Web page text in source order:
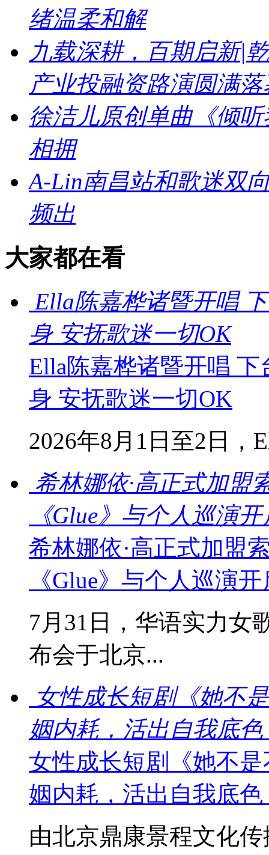
绪温柔和解
九载深耕，百期启新|
产业投融资路演圆满落
徐洁儿原创单曲《倾
相拥
A-Lin南昌站和歌迷双
频出
大家都在看
Ella陈嘉桦诸暨开唱
身 安抚歌迷一切OK
Ella陈嘉桦诸暨开唱
身 安抚歌迷一切OK
2026年8月1日至2日，
希林娜依·高正式加盟
《Glue》与个人巡演
希林娜依·高正式加盟
《Glue》与个人巡演
7月31日，华语实力女
布会于北京...
女性成长短剧《她不
姻内耗，活出自我底色
女性成长短剧《她不
姻内耗，活出自我底色
由北京鼎康景程文化